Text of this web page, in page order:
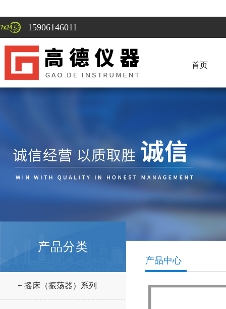
15906146011
首页
产品分类
+ 摇床（振荡器）系列
产品中心